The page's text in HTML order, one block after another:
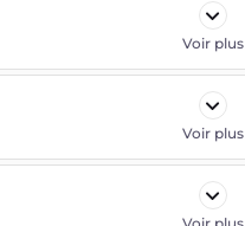
Voir plus
Voir plus